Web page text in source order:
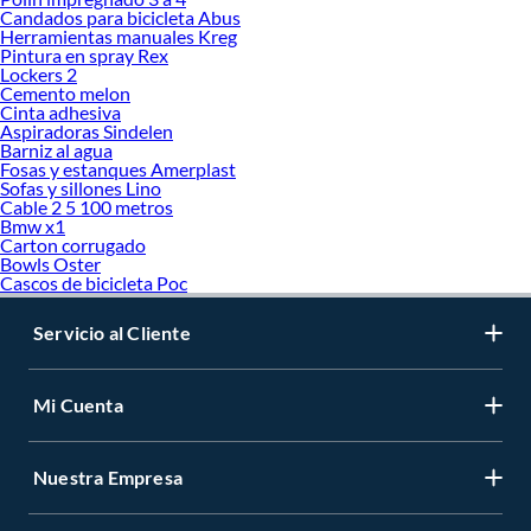
Candados para bicicleta Abus
Herramientas manuales Kreg
Pintura en spray Rex
Lockers 2
Cemento melon
Cinta adhesiva
Aspiradoras Sindelen
Barniz al agua
Fosas y estanques Amerplast
Sofas y sillones Lino
Cable 2 5 100 metros
Bmw x1
Carton corrugado
Bowls Oster
Cascos de bicicleta Poc
Servicio al Cliente
Mi Cuenta
Nuestra Empresa